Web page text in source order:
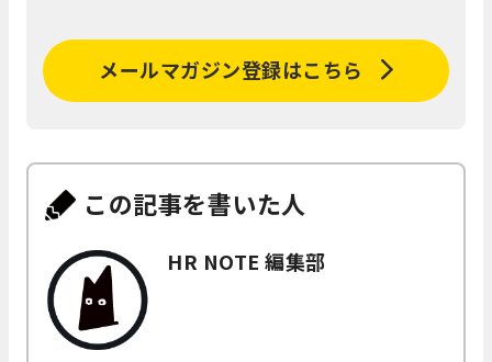
メールマガジン登録はこちら
この記事を書いた人
HR NOTE 編集部